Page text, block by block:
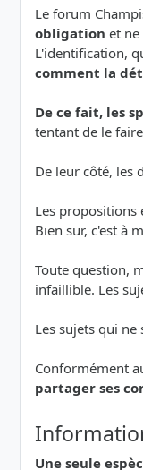
Le forum
obligation et
L'identification,
comment la
De ce fait, les
tentant de le
De leur côté, les
Les propositions
Bien sur, c'est à
Toute question,
infaillible. Les
Les sujets qui
Conformément
partager ses
Une seule